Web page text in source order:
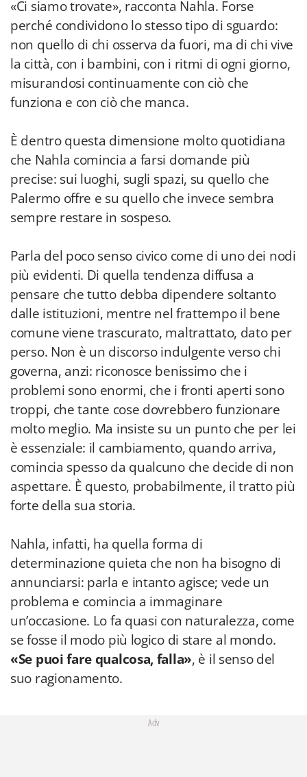
«Ci siamo trovate», racconta Nahla. Forse
perché condividono lo stesso tipo di sguardo:
non quello di chi osserva da fuori, ma di chi vive
la città, con i bambini, con i ritmi di ogni giorno,
misurandosi continuamente con ciò che
funziona e con ciò che manca.
È dentro questa dimensione molto quotidiana
che Nahla comincia a farsi domande più
precise: sui luoghi, sugli spazi, su quello che
Palermo offre e su quello che invece sembra
sempre restare in sospeso.
Parla del poco senso civico come di uno dei nodi
più evidenti. Di quella tendenza diffusa a
pensare che tutto debba dipendere soltanto
dalle istituzioni, mentre nel frattempo il bene
comune viene trascurato, maltrattato, dato per
perso. Non è un discorso indulgente verso chi
governa, anzi: riconosce benissimo che i
problemi sono enormi, che i fronti aperti sono
troppi, che tante cose dovrebbero funzionare
molto meglio. Ma insiste su un punto che per lei
è essenziale: il cambiamento, quando arriva,
comincia spesso da qualcuno che decide di non
aspettare. È questo, probabilmente, il tratto più
forte della sua storia.
Nahla, infatti, ha quella forma di
determinazione quieta che non ha bisogno di
annunciarsi: parla e intanto agisce; vede un
problema e comincia a immaginare
un’occasione. Lo fa quasi con naturalezza, come
se fosse il modo più logico di stare al mondo.
«Se puoi fare qualcosa, falla», è il senso del
suo ragionamento.
Adv